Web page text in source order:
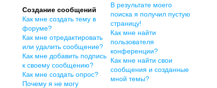
Создание сообщений
Как мне создать тему в
форуме?
Как мне отредактировать
или удалить сообщение?
Как мне добавить подпись
к своему сообщению?
Как мне создать опрос?
Почему я не могу
В результате моего
поиска я получил пустую
страницу!
Как мне найти
пользователя
конференции?
Как мне найти свои
сообщения и созданные
мной темы?